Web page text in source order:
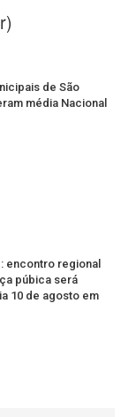
de São
média Nacional
encontro regional
púbica será
10 de agosto em